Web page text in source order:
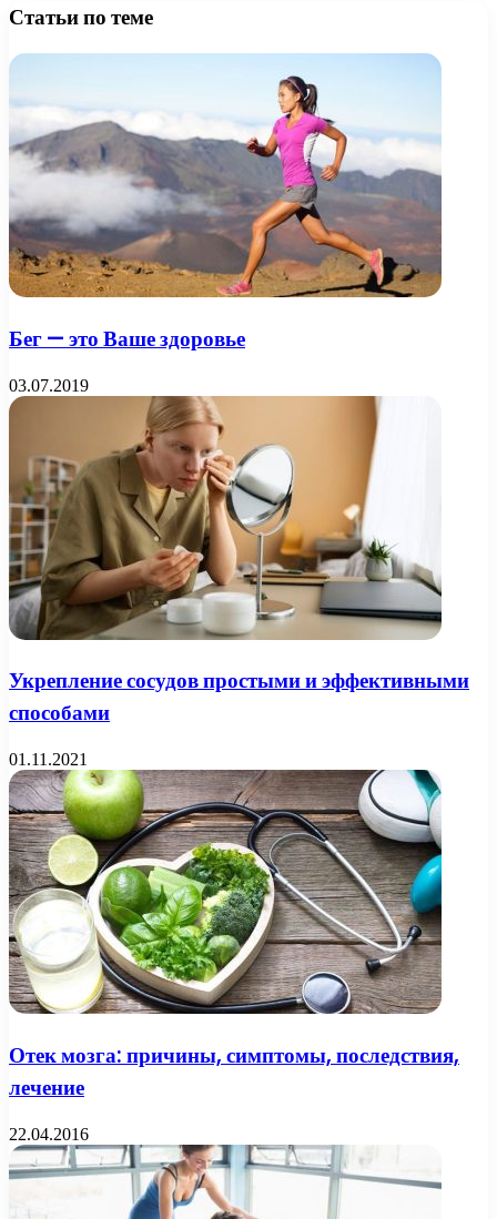
Статьи по теме
Бег — это Ваше здоровье
03.07.2019
Укрепление сосудов простыми и эффективными
способами
01.11.2021
Отек мозга: причины, симптомы, последствия,
лечение
22.04.2016